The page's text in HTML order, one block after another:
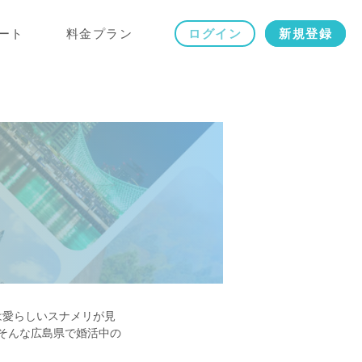
ト 料金プラン ログイン 新規登録
らしいスナメリが見
んな広島県で婚活中の